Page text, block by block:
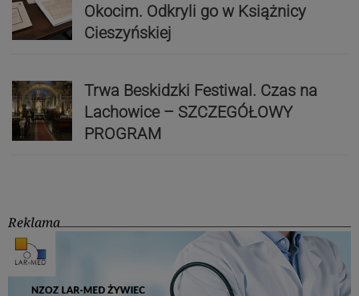
Okocim. Odkryli go w Książnicy
Cieszyńskiej
Trwa Beskidzki Festiwal. Czas na
Lachowice – SZCZEGÓŁOWY
PROGRAM
Reklama